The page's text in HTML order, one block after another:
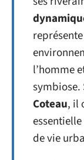
l’homme
symbiose.
Coteau, il
de vie